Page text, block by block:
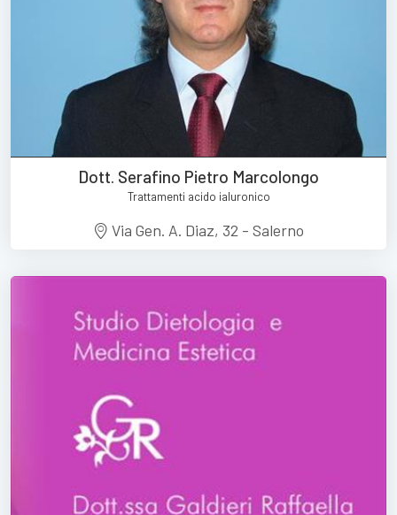
Dott. Serafino Pietro Marcolongo
Trattamenti acido ialuronico
Via Gen. A. Diaz, 32 - Salerno